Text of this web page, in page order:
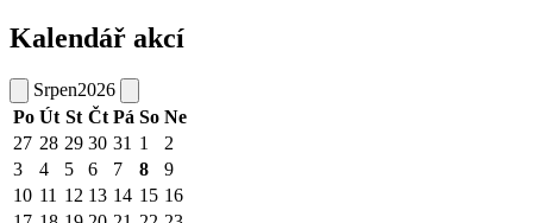
Kalendář akcí
Srpen2026
Po Út St Čt Pá So Ne
27 28 29 30 31 1
2
3
4 5 6 7 8
9
10 11 12 13 14 15 16